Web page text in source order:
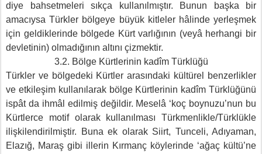
diye bahsetmeleri sıkça kullanılmıştır. Bunun başka bir
amacıysa Türkler bölgeye büyük kitleler hâlinde yerleşmek
için geldiklerinde bölgede Kürt varlığının (veyâ herhangi bir
devletinin) olmadığının altını çizmektir.
3.2. Bölge Kürtlerinin kadîm Türklüğü
Türkler ve bölgedeki Kürtler arasındaki kültürel benzerlikler
ve etkileşim kullanılarak bölge Kürtlerinin kadîm Türklüğünü
ispât da ihmâl edilmiş değildir. Meselâ ‘koç boynuzu’nun bu
Kürtlerce motif olarak kullanılması Türkmenlikle/Türklükle
ilişkilendirilmiştir. Buna ek olarak Siirt, Tunceli, Adıyaman,
Elazığ, Maraş gibi illerin Kırmanç köylerinde ‘ağaç kültü’ne